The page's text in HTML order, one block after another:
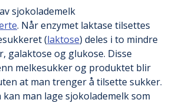
sjokolademelk
. Når enzymet laktase tilsettes
(laktose) deles i to mindre
galaktose og glukose. Disse
melkesukker og produktet blir
at man trenger å tilsette sukker.
kan man lage sjokolademelk som